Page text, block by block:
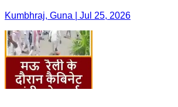
Kumbhraj, Guna | Jul 25, 2026